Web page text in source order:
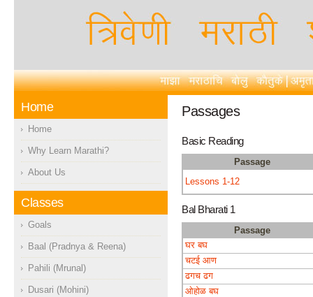
Passages
Basic Reading
Passage
Lessons 1-12
Bal Bharati 1
Passage
घर बघ
चटई आण
ढगच ढग
ओहोळ बघ
Home
Home
Why Learn Marathi?
About Us
Classes
Goals
Baal (Pradnya & Reena)
Pahili (Mrunal)
Dusari (Mohini)